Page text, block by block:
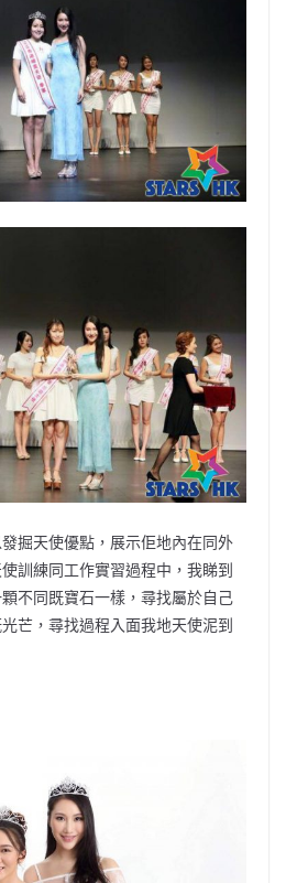
掘天使優點，展示佢地內在同外
訓練同工作實習過程中，我睇到
不同既寶石一樣，尋找屬於自己
芒，尋找過程入面我地天使泥到